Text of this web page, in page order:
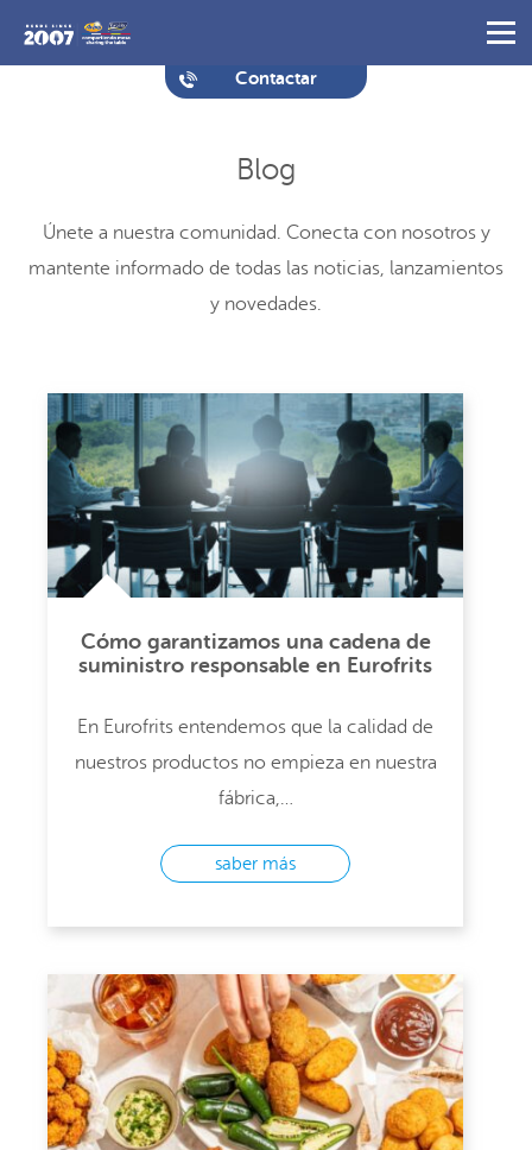
Contactar
Blog
Únete a nuestra comunidad. Conecta con nosotros y
mantente informado de todas las noticias, lanzamientos
y novedades.
Cómo garantizamos una cadena de
suministro responsable en Eurofrits
En Eurofrits entendemos que la calidad de
nuestros productos no empieza en nuestra
fábrica,…
saber más